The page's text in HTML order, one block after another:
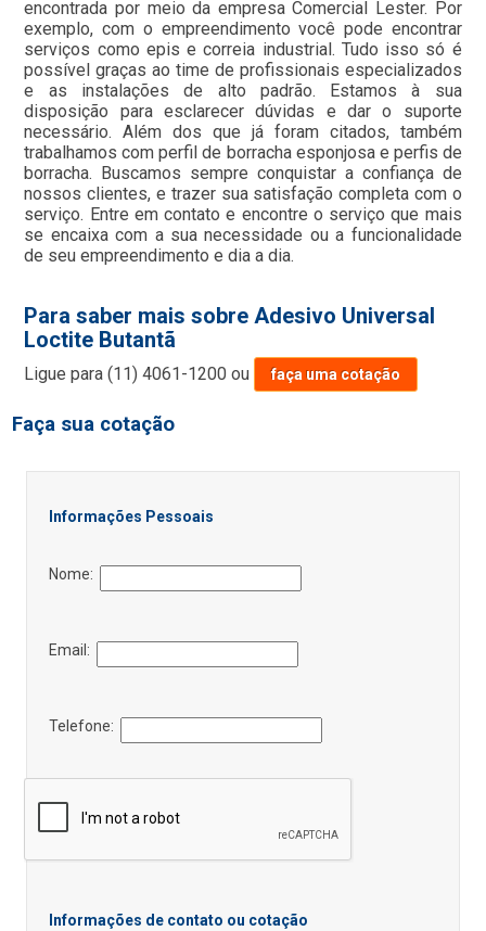
encontrada por meio da empresa Comercial Lester. Por
exemplo, com o empreendimento você pode encontrar
serviços como epis e correia industrial. Tudo isso só é
possível graças ao time de profissionais especializados
e as instalações de alto padrão. Estamos à sua
disposição para esclarecer dúvidas e dar o suporte
necessário. Além dos que já foram citados, também
trabalhamos com perfil de borracha esponjosa e perfis de
borracha. Buscamos sempre conquistar a confiança de
nossos clientes, e trazer sua satisfação completa com o
serviço. Entre em contato e encontre o serviço que mais
se encaixa com a sua necessidade ou a funcionalidade
de seu empreendimento e dia a dia.
Para saber mais sobre Adesivo Universal
Loctite Butantã
Ligue para(11) 4061-1200 ou faça uma cotação
Faça sua cotação
Informações Pessoais
Nome:
Email:
Telefone:
Informações de contato ou cotação